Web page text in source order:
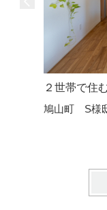
２世帯で住
鳩山町 S様